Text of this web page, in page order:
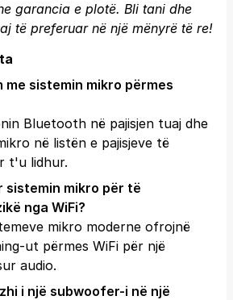
garancia e plotë. Bli tani dhe
të preferuar në një mënyrë të re!
me sistemin mikro përmes
Bluetooth në pajisjen tuaj dhe
në listën e pajisjeve të
t'u lidhur.
sistemin mikro për të
nga WiFi?
mikro moderne ofrojnë
ut përmes WiFi për një
audio.
i një subwoofer-i në një